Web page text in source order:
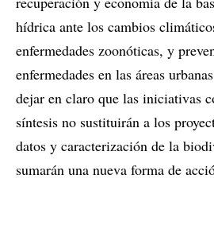
hídrica ante los cambios
enfermedades zoonóticas, y
enfermedades en las áreas
dejar en claro que las iniciativas
síntesis no sustituirán a los
datos y caracterización de la
sumarán una nueva forma de